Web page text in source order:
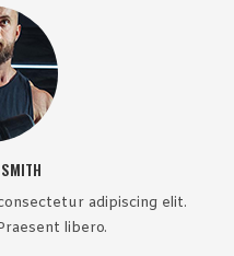
adipiscing elit.
libero.